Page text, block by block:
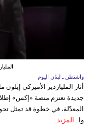
واشنطن ـ لبنان اليوم
أثار الملياردير الأميركي
جديدة تعتزم منصة «إكس»
المعدّلة، في خطوة قد تمثل
وا... المزيد